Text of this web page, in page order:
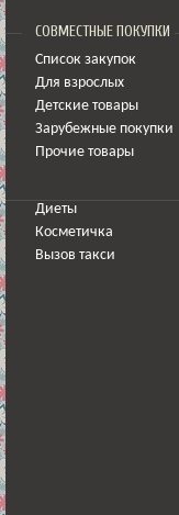
СОВМЕСТНЫЕ ПОКУПКИ
Список закупок
Для взрослых
Детские товары
Зарубежные покупки
Прочие товары
Диеты
Косметичка
Вызов такси